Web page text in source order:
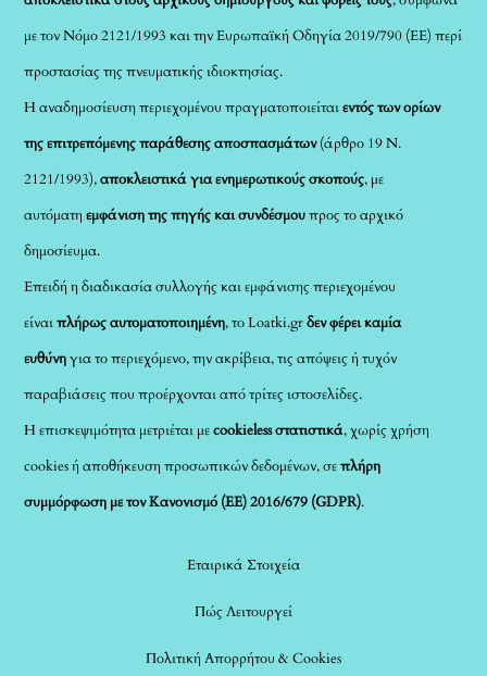
με τον Νόμο 2121/1993 και την Ευρωπαϊκή Οδηγία 2019/790 (ΕΕ) περί
προστασίας της πνευματικής ιδιοκτησίας.
Η αναδημοσίευση περιεχομένου πραγματοποιείταιεντός των ορίων
της επιτρεπόμενης παράθεσης αποσπασμάτων(άρθρο 19 Ν.
2121/1993),αποκλειστικά για ενημερωτικούς σκοπούς, με
αυτόματηεμφάνιση της πηγής και συνδέσμουπρος το αρχικό
δημοσίευμα.
Επειδή η διαδικασία συλλογής και εμφάνισης περιεχομένου
είναιπλήρως αυτοματοποιημένη, το Loatki.grδεν φέρει καμία
ευθύνηγια το περιεχόμενο, την ακρίβεια, τις απόψεις ή τυχόν
παραβιάσεις που προέρχονται από τρίτες ιστοσελίδες.
Η επισκεψιμότητα μετριέται μεcookieless στατιστικά, χωρίς χρήση
cookies ή αποθήκευση προσωπικών δεδομένων, σεπλήρη
συμμόρφωση με τον Κανονισμό (ΕΕ) 2016/679 (GDPR).
Εταιρικά Στοιχεία
Πώς Λειτουργεί
Πολιτική Απορρήτου & Cookies